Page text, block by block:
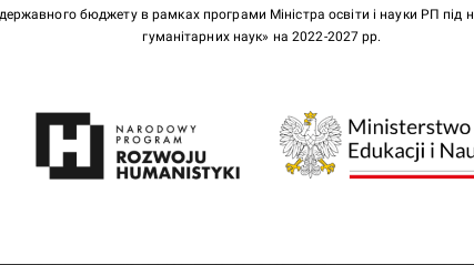
бюджету в рамках програми Міністра освіти і науки РП
гуманітарних наук» на 2022-2027 рр.